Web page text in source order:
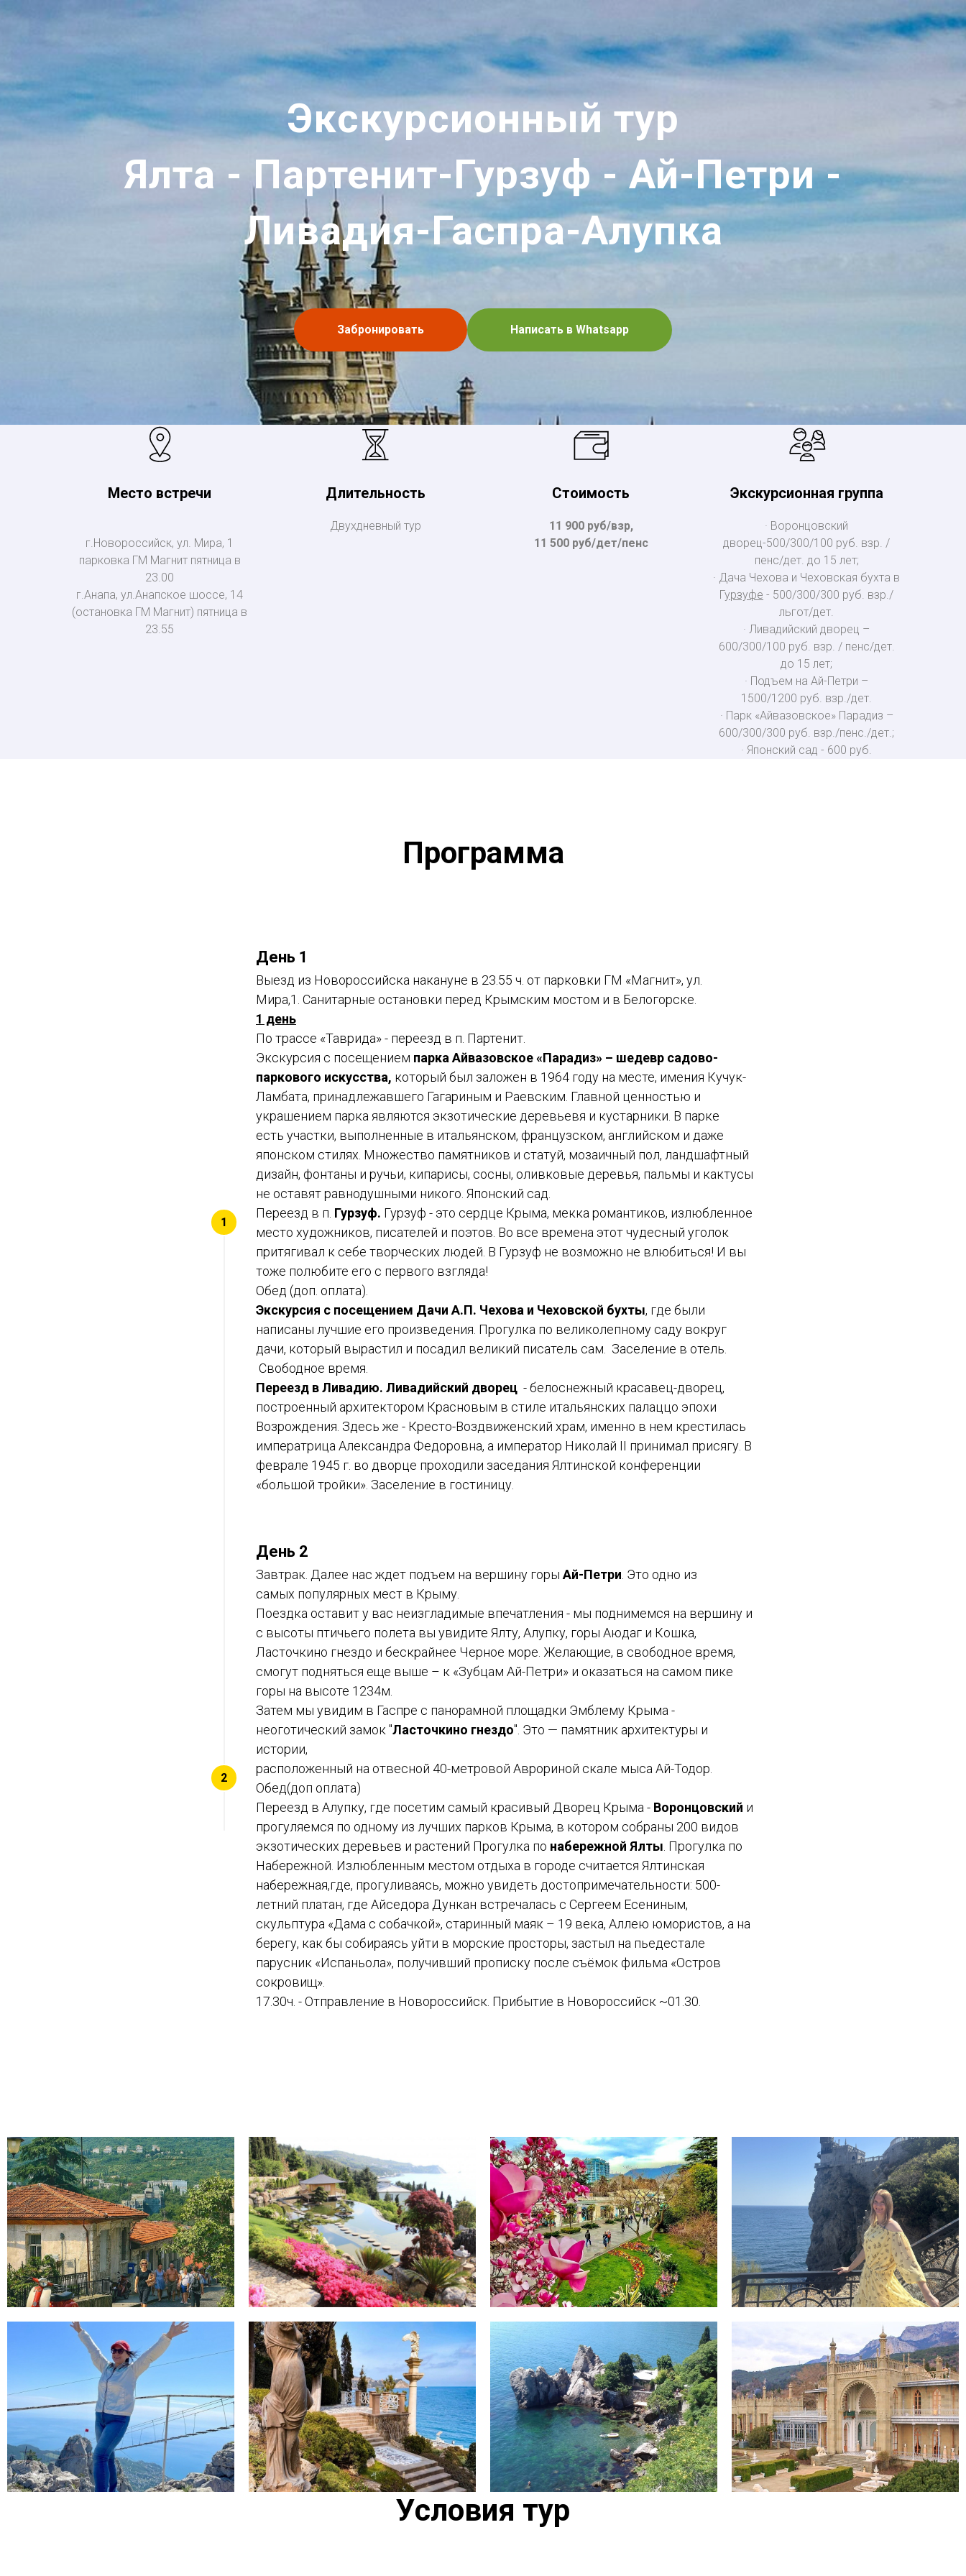
Экскурсионный тур
Ялта - Партенит-Гурзуф - Ай-Петри -
Ливадия-Гаспра-Алупка
Забронировать Написать в Whatsapp
Место встречи
г.Новороссийск, ул. Мира, 1
парковка ГМ Магнит пятница в
23.00
г.Анапа, ул.Анапское шоссе, 14
(остановка ГМ Магнит) пятница в
23.55
Длительность
Двухдневный тур
Стоимость
11 900 руб/взр,
11 500 руб/дет/пенс
Экскурсионная группа
· Воронцовский
дворец-500/300/100 руб. взр. /
пенс/дет. до 15 лет;
· Дача Чехова и Чеховская бухта в
Гурзуфе - 500/300/300 руб. взр./
льгот/дет.
· Ливадийский дворец –
600/300/100 руб. взр. / пенс/дет.
до 15 лет;
· Подъем на Ай-Петри –
1500/1200 руб. взр./дет.
· Парк «Айвазовское» Парадиз –
600/300/300 руб. взр./пенс./дет.;
· Японский сад - 600 руб.
Программа
День 1
Выезд из Новороссийска накануне в 23.55 ч. от парковки ГМ «Магнит», ул.
Мира,1. Санитарные остановки перед Крымским мостом и в Белогорске.
1 день
По трассе «Таврида» - переезд в п. Партенит.
Экскурсия с посещением парка Айвазовское «Парадиз» – шедевр садово-
паркового искусства, который был заложен в 1964 году на месте, имения Кучук-
Ламбата, принадлежавшего Гагариным и Раевским. Главной ценностью и
украшением парка являются экзотические деревьевя и кустарники. В парке
есть участки, выполненные в итальянском, французском, английском и даже
японском стилях. Множество памятников и статуй, мозаичный пол, ландшафтный
дизайн, фонтаны и ручьи, кипарисы, сосны, оливковые деревья, пальмы и кактусы
не оставят равнодушными никого. Японский сад.
Переезд в п. Гурзуф. Гурзуф - это сердце Крыма, мекка романтиков, излюбленное
место художников, писателей и поэтов. Во все времена этот чудесный уголок
притягивал к себе творческих людей. В Гурзуф не возможно не влюбиться! И вы
тоже полюбите его с первого взгляда!
Обед (доп. оплата).
Экскурсия с посещением Дачи А.П. Чехова и Чеховской бухты, где были
написаны лучшие его произведения. Прогулка по великолепному саду вокруг
дачи, который вырастил и посадил великий писатель сам.
Заселение в отель.
Свободное время.
Переезд в Ливадию. Ливадийский дворец - белоснежный красавец-дворец,
построенный архитектором Красновым в стиле итальянских палаццо эпохи
Возрождения. Здесь же - Кресто-Воздвиженский храм, именно в нем крестилась
императрица Александра Федоровна, а император Николай II принимал присягу. В
феврале 1945 г. во дворце проходили заседания Ялтинской конференции
«большой тройки». Заселение в гостиницу.
День 2
Завтрак. Далее нас ждет подъем на вершину горы Ай-Петри . Это одно из
самых популярных мест в Крыму.
Поездка оставит у вас неизгладимые впечатления - мы поднимемся на вершину и
с высоты птичьего полета вы увидите Ялту, Алупку, горы Аюдаг и Кошка,
Ласточкино гнездо и бескрайнее Черное море. Желающие, в свободное время,
смогут подняться еще выше – к «Зубцам Ай-Петри» и оказаться на самом пике
горы на высоте 1234м.
Затем мы увидим в Гаспре с панорамной площадки Эмблему Крыма -
неоготический замок "Ласточкино гнездо". Это — памятник архитектуры и
истории,
расположенный на отвесной 40-метровой Аврориной скале мыса Ай-Тодор.
Обед(доп оплата)
Переезд в Алупку, где посетим самый красивый Дворец Крыма - Воронцовский и
прогуляемся по одному из лучших парков Крыма, в котором собраны 200 видов
экзотических деревьев и растений Прогулка по набережной Ялты . Прогулка по
Набережной. Излюбленным местом отдыха в городе считается Ялтинская
набережная,где, прогуливаясь, можно увидеть достопримечательности: 500-
летний платан, где Айседора Дункан встречалась с Сергеем Есениным,
скульптура «Дама с собачкой», старинный маяк – 19 века, Аллею юмористов, а на
берегу, как бы собираясь уйти в морские просторы, застыл на пьедестале
парусник «Испаньола», получивший прописку после съёмок фильма «Остров
сокровищ».
17.30ч. - Отправление в Новороссийск. Прибытие в Новороссийск ~01.30.
Условия тур